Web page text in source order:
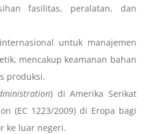
fasilitas, peralatan, dan
untuk manajemen
mencakup keamanan bahan
produksi.
) di Amerika Serikat
(EC 1223/2009) di Eropa bagi
ke luar negeri.